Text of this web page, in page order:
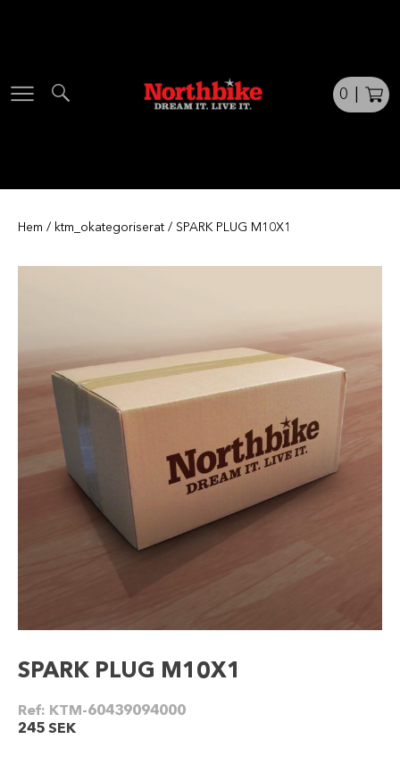
0
Hem / ktm_okategoriserat / SPARK PLUG M10X1
SPARK PLUG M10X1
Ref: KTM-60439094000
245 SEK